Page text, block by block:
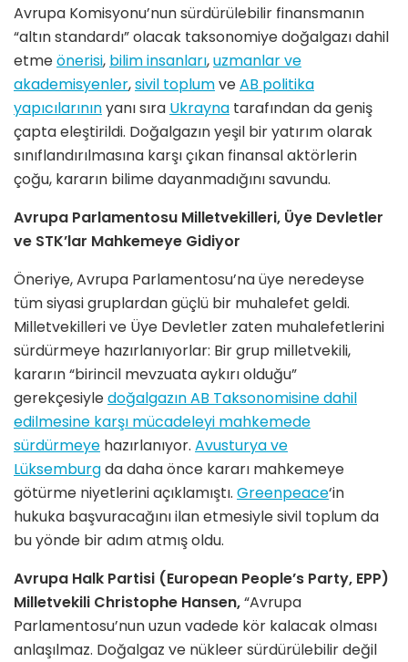
Avrupa Komisyonu’nun sürdürülebilir finansmanın
“altın standardı” olacak taksonomiye doğalgazı dahil
etmeönerisi, bilim insanları,uzmanlar ve
akademisyenler,sivil toplumveAB politika
yapıcılarınınyanı sıra Ukrayna tarafından da geniş
çapta eleştirildi. Doğalgazın yeşil bir yatırım olarak
sınıflandırılmasına karşı çıkan finansal aktörlerin
çoğu, kararın bilime dayanmadığını savundu.
Avrupa Parlamentosu Milletvekilleri, Üye Devletler
ve STK’lar Mahkemeye Gidiyor
Öneriye, Avrupa Parlamentosu’na üye neredeyse
tüm siyasi gruplardan güçlü bir muhalefet geldi.
Milletvekilleri ve Üye Devletler zaten muhalefetlerini
sürdürmeye hazırlanıyorlar: Bir grup milletvekili,
kararın “birincil mevzuata aykırı olduğu”
gerekçesiyledoğalgazın AB Taksonomisine dahil
edilmesine karşı mücadeleyi mahkemede
sürdürmeye hazırlanıyor. Avusturya ve
Lüksemburgda daha önce kararı mahkemeye
götürme niyetlerini açıklamıştı. Greenpeace‘in
hukuka başvuracağını ilan etmesiyle sivil toplum da
bu yönde bir adım atmış oldu.
Avrupa Halk Partisi (European People’s Party, EPP)
Milletvekili Christophe Hansen,“Avrupa
Parlamentosu’nun uzun vadede kör kalacak olması
anlaşılmaz. Doğalgaz ve nükleer sürdürülebilir değil